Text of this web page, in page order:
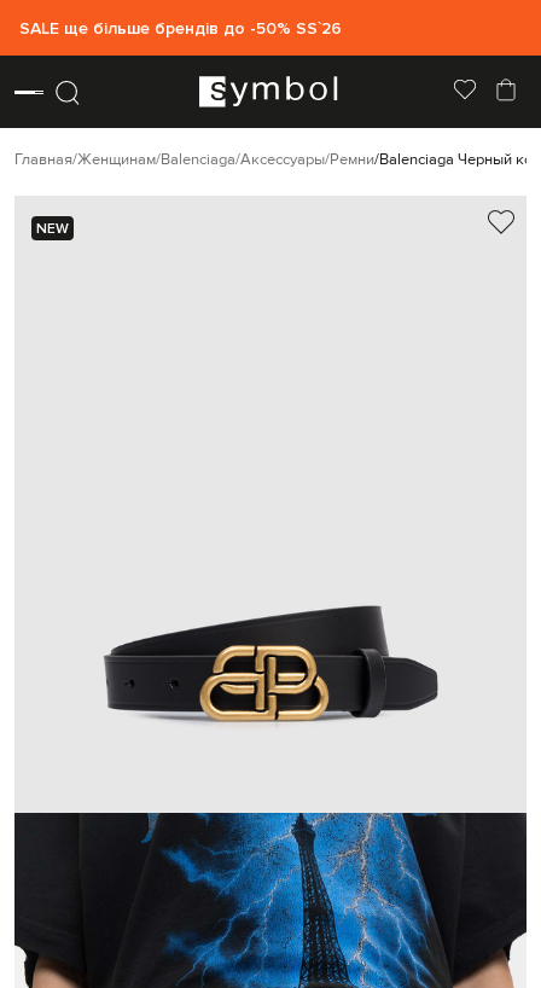
SALE ще більше брендів до -50% SS`26
Главная Женщинам Balenciaga Аксессуары Ремни Balenciaga Черный
NEW